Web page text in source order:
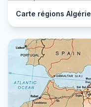
Carte régions Algérie